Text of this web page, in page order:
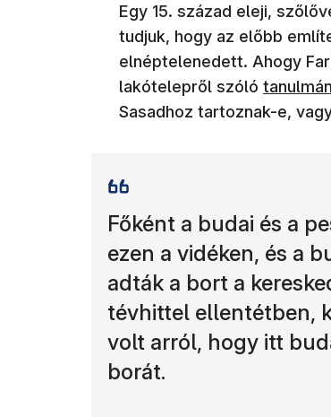
Egy 15. század eleji,
tudjuk, hogy az előbb
elnéptelenedett. Ahogy
lakótelepről szóló (új
Sasadhoz tartoznak-e,
Főként a budai és a
ezen a vidéken, és a
adták a bort a
tévhittel ellentétben,
volt arról, hogy itt
borát.